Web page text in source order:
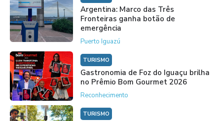
Argentina: Marco das Três
Fronteiras ganha botão de
emergência
Puerto Iguazú
TURISMO
Gastronomia de Foz do Iguaçu brilha
no Prêmio Bom Gourmet 2026
Reconhecimento
TURISMO